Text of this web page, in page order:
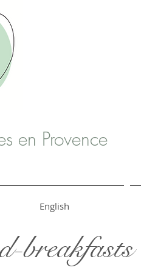
en Provence
English
breakfasts